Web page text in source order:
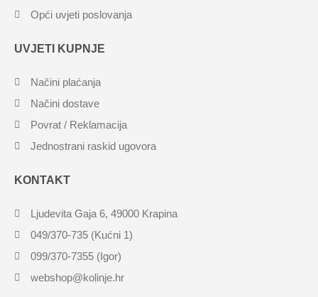
Opći uvjeti poslovanja
UVJETI KUPNJE
Načini plaćanja
Načini dostave
Povrat / Reklamacija
Jednostrani raskid ugovora
KONTAKT
Ljudevita Gaja 6, 49000 Krapina
049/370-735 (Kućni 1)
099/370-7355 (Igor)
webshop@kolinje.hr